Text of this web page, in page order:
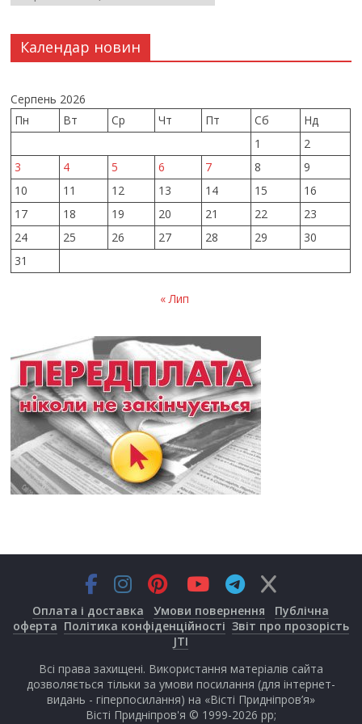
Календар новин
Серпень 2026
Пн
Вт Ср Чт Пт Сб
Нд
1
2
3
4 5 6 7 8
9
10
11 12 13 14 15
16
17
18 19 20 21 22
23
24
25 26 27 28 29
30
31
« Лип
Оплата і доставка Умови повернення
Публічна
оферта Політика конфіденційності Звіт про прозорість
JTI
Всі права захищені. Використання матеріалів сайта
дозволяється тільки за умови посилання (для інтернет-
видань - гіперпосилання) на «Вісті Придніпров’я»
Вісті Придніпров'я © 1999-2026 рр;